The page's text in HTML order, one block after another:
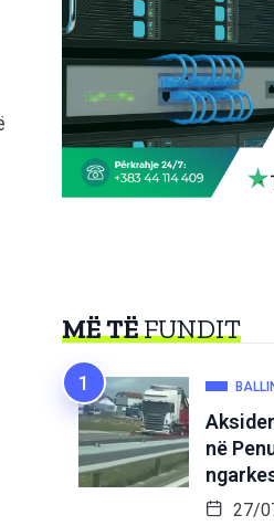
MË TËFUNDIT
në
27/